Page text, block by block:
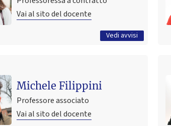
Vai al sito del docente
Vedi avvisi
Pubblicato il
4 maggio 2026 14:28
Tutti gli avvisi
Michele Filippini
Professore associato
Vai al sito del docente